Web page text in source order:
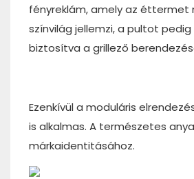
fényreklám, amely az éttermet
színvilág jellemzi, a pultot
biztosítva a grillező
Ezenkívül a moduláris
is alkalmas. A természetes
márkaidentitásához.